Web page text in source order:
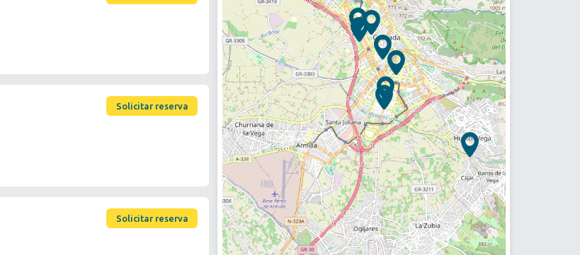
Solicitar reserva
Solicitar reserva